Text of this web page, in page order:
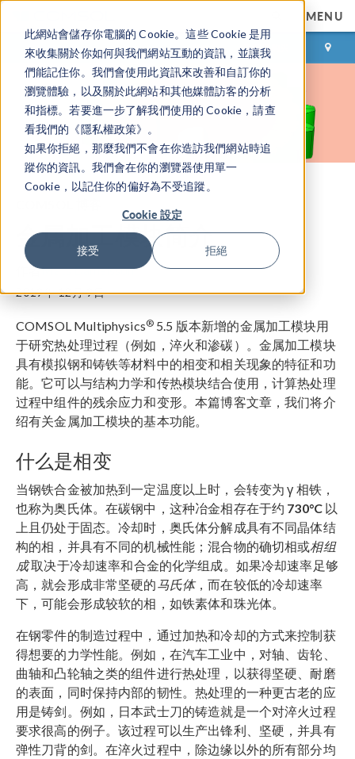
此網站會儲存你電腦的 Cookie。這些 Cookie 是用
來收集關於你如何與我們網站互動的資訊，並讓我
們能記住你。我們會使用此資訊來改善和自訂你的
瀏覽體驗，以及關於此網站和其他媒體訪客的分析
和指標。若要進一步了解我們使用的 Cookie，請查
看我們的《隱私權政策》。
如果你拒絕，那麼我們不會在你造訪我們網站時追
蹤你的資訊。我們會在你的瀏覽器使用單一
Cookie，以記住你的偏好為不受追蹤。
Cookie 設定
接受 拒絕
MENU
登录 咨询与购买
金属加工模块简介
作者Mats Danielsson
2019年 12月 9日
COMSOL Multiphysics® 5.5 版本新增的金属加工模块用
于研究热处理过程（例如，淬火和渗碳）。金属加工模块
具有模拟钢和铸铁等材料中的相变和相关现象的特征和功
能。它可以与结构力学和传热模块结合使用，计算热处理
过程中组件的残余应力和变形。本篇博客文章，我们将介
绍有关金属加工模块的基本功能。
什么是相变
当钢铁合金被加热到一定温度以上时，会转变为 γ 相铁，
也称为奥氏体。在碳钢中，这种冶金相存在于约 730°C 以
上且仍处于固态。冷却时，奥氏体分解成具有不同晶体结
构的相，并具有不同的机械性能；混合物的确切相或相组
成取决于冷却速率和合金的化学组成。如果冷却速率足够
高，就会形成非常坚硬的马氏体，而在较低的冷却速率
下，可能会形成较软的相，如铁素体和珠光体。
在钢零件的制造过程中，通过加热和冷却的方式来控制获
得想要的力学性能。例如，在汽车工业中，对轴、齿轮、
曲轴和凸轮轴之类的组件进行热处理，以获得坚硬、耐磨
的表面，同时保持内部的韧性。热处理的一种更古老的应
用是铸剑。例如，日本武士刀的铸造就是一个对淬火过程
要求很高的例子。该过程可以生产出锋利、坚硬，并具有
弹性刀背的剑。在淬火过程中，除边缘以外的所有部分均